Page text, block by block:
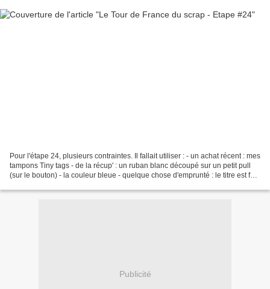
Pour l'étape 24, plusieurs contraintes. Il fallait utiliser : - un achat récent : mes
tampons Tiny tags - de la récup' : un ruban blanc découpé sur un petit pull
(sur le bouton) - la couleur bleue - quelque chose d'emprunté : le titre est fait
Publicité